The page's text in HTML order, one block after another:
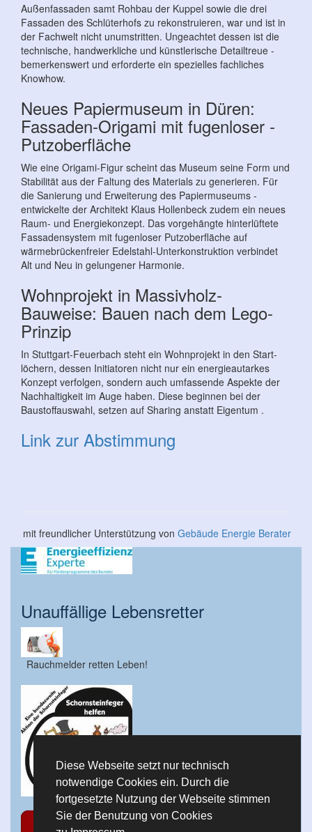
Diese Webseite setzt nur technisch
notwendige Cookies ein. Durch die
fortgesetzte Nutzung der Webseite stimmen
Sie der Benutzung von Cookies
Außenfassaden samt Rohbau der Kuppel sowie die drei
Fassaden des Schlüterhofs zu rekonstruieren, war und ist in
der Fachwelt nicht unumstritten. Ungeachtet dessen ist die
technische, handwerkliche und künstlerische Detailtreue ­
bemerkenswert und erforderte ein spezielles fachliches
Knowhow.
Neues Papiermuseum in Düren:
Fassaden-­Origami mit fugenloser ­
Putzoberfläche
Wie eine Origami-Figur scheint das Museum seine Form und
Stabilität aus der Faltung des Materials zu generieren. Für
die ­Sanierung und Erweiterung des Papiermuseums ­
entwickelte der Architekt Klaus Hollenbeck zudem ein neues
Raum- und Energie­konzept. Das vorgehängte hinterlüftete
Fassadensystem mit fugenloser Putzoberfläche auf
wärmebrückenfreier Edelstahl-Unterkonstruktion ­verbindet
Alt und Neu in gelungener Harmonie.
Wohnprojekt in Massivholz-
Bauweise: Bauen nach dem Lego-
Prinzip
In Stuttgart-Feuerbach steht ein Wohnprojekt in den Start­
löchern, dessen Initiatoren nicht nur ein energieautarkes
Konzept ver­folgen, sondern auch umfassende Aspekte der
Nachhaltigkeit im Auge haben. Diese beginnen bei der
Baustoffauswahl, setzen auf Sharing anstatt Eigentum .
Link zur Abstimmung
mit freundlicher Unterstützung von Gebäude Energie Berater
Unauffällige Lebensretter
Rauchmelder retten Leben!